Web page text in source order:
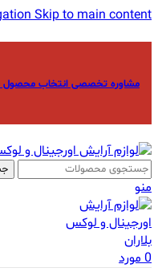
Skip to main content
مشاوره تخصصی انتخاب محصول با
منو
0مورد